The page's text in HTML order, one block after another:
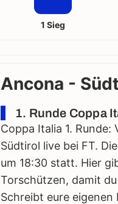
1 Sieg
Ancona -
1. Runde Coppa
Coppa Italia 1.
Südtirol live bei FT.
um 18:30 statt. Hier
Torschützen, damit
Schreibt eure